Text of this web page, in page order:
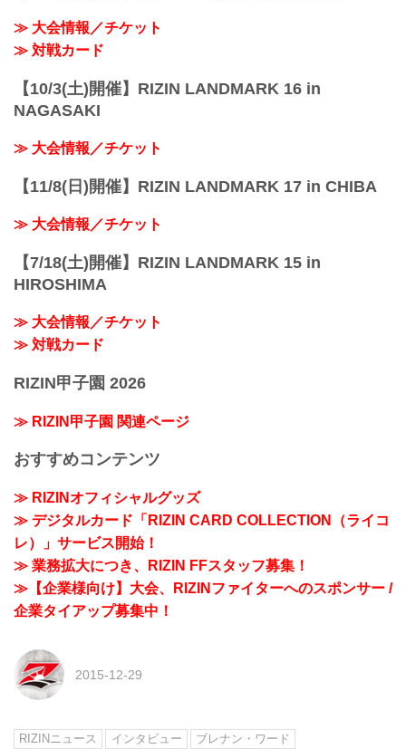
≫ 大会情報／チケット
≫ 対戦カード
【10/3(土)開催】RIZIN LANDMARK 16 in
NAGASAKI
≫ 大会情報／チケット
【11/8(日)開催】RIZIN LANDMARK 17 in CHIBA
≫ 大会情報／チケット
【7/18(土)開催】RIZIN LANDMARK 15 in
HIROSHIMA
≫ 大会情報／チケット
≫ 対戦カード
RIZIN甲子園 2026
≫ RIZIN甲子園 関連ページ
おすすめコンテンツ
≫ RIZINオフィシャルグッズ
≫ デジタルカード「RIZIN CARD COLLECTION（ライコ
レ）」サービス開始！
≫ 業務拡大につき、RIZIN FFスタッフ募集！
≫【企業様向け】大会、RIZINファイターへのスポンサー /
企業タイアップ募集中！
2015-12-29
RIZINニュース インタビュー ブレナン・ワード